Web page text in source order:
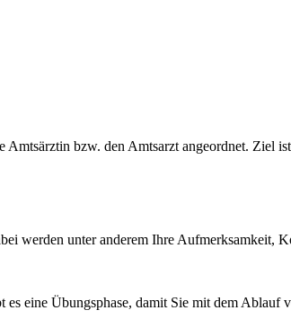
bzw. den Amtsarzt angeordnet. Ziel
werden unter anderem Ihre Aufmerksamkeit,
eine Übungsphase, damit Sie mit dem Ablauf